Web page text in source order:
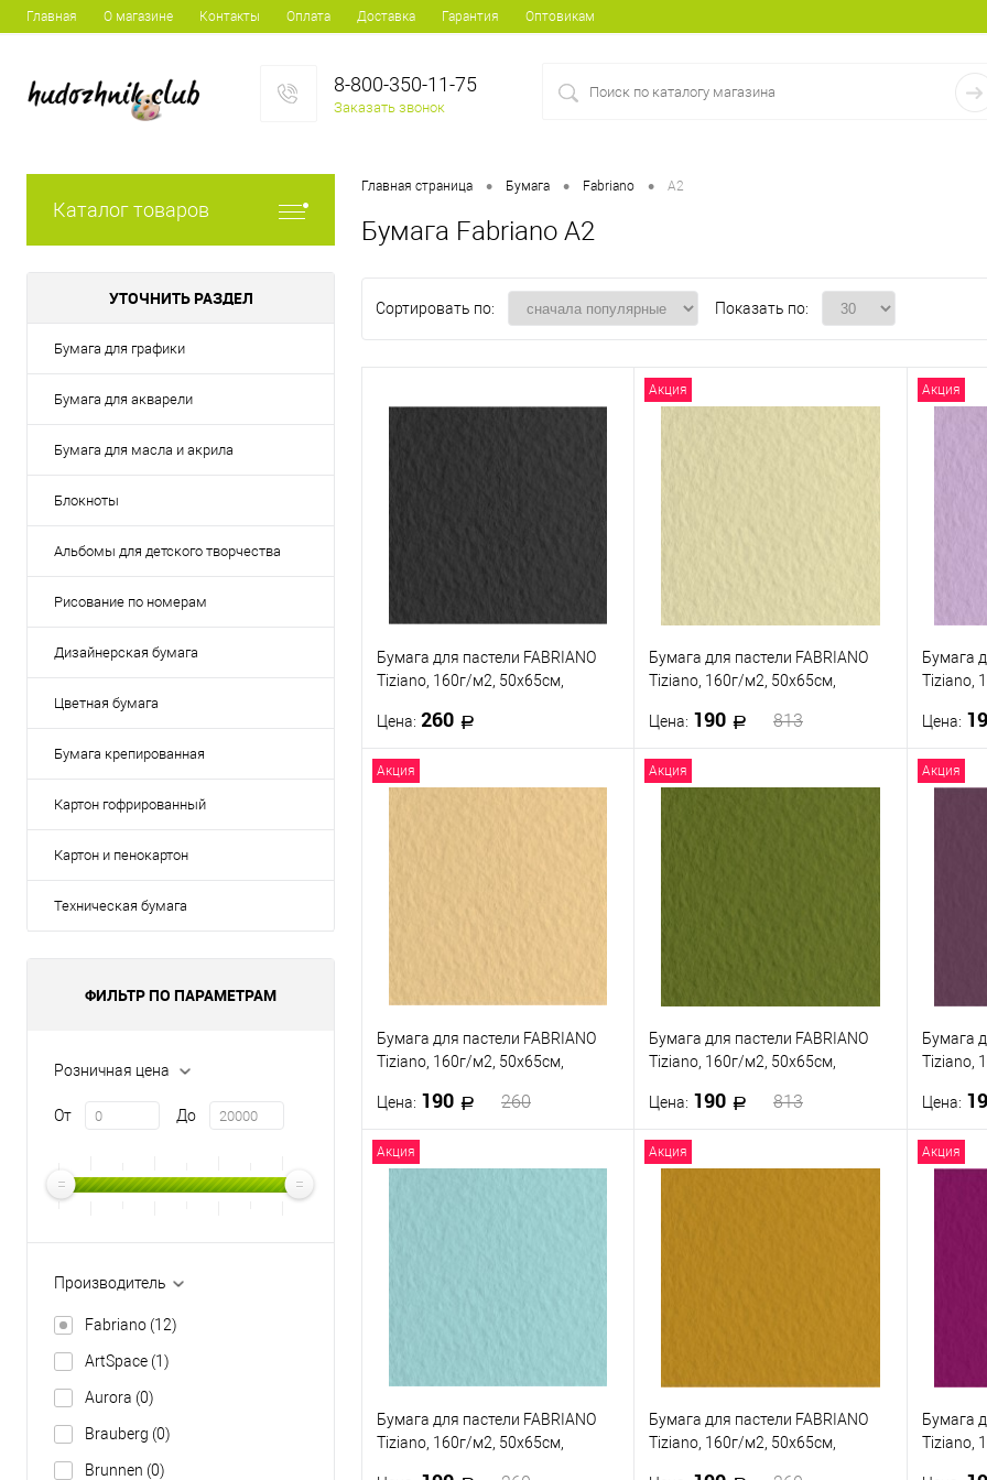
Главная О магазине Контакты Оплата Доставка Гарантия Оптовикам
8-800-350-11-75
Заказать звонок
Каталог товаров
УТОЧНИТЬ РАЗДЕЛ
Бумага для графики
Бумага для акварели
Бумага для масла и акрила
Блокноты
Альбомы для детского творчества
Рисование по номерам
Дизайнерская бумага
Цветная бумага
Бумага крепированная
Картон гофрированный
Картон и пенокартон
Техническая бумага
ФИЛЬТР ПО ПАРАМЕТРАМ
Розничная цена
От До
Производитель
Fabriano (12)
ArtSpace (1)
Aurora (0)
Brauberg (0)
Brunnen (0)
Главная страница • Бумага • Fabriano • A2
Бумага Fabriano A2
Сортировать по: Показать по:
Бумага для пастели FABRIANO
Tiziano, 160г/м2, 50x65см,
Цена: 260
В корзину
Акция
Бумага для пастели FABRIANO
Tiziano, 160г/м2, 50x65см,
Цена: 190 813
В корзину
Купить в 1 клик
Акция
Бумага
Tiziano,
Цена:
Акция
Бумага для пастели FABRIANO
Tiziano, 160г/м2, 50x65см,
Цена: 190 260
В корзину
Акция
Бумага для пастели FABRIANO
Tiziano, 160г/м2, 50x65см,
Цена: 190 813
В корзину
Акция
Бумага
Tiziano,
Цена:
Акция
Бумага для пастели FABRIANO
Tiziano, 160г/м2, 50x65см,
Акция
Бумага для пастели FABRIANO
Tiziano, 160г/м2, 50x65см,
Акция
Бумага
Tiziano,